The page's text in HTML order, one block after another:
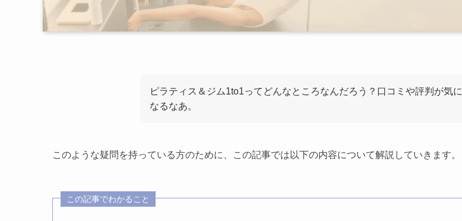
ピラティス＆ジム1to1ってどんなところなんだろう？口コミや評判が気に
なるなあ。
このような疑問を持っている方のために、この記事では以下の内容について解説していきます。
この記事でわかること